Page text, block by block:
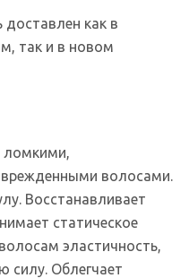
как в
так и в новом
ломкими,
волосами.
Восстанавливает
статическое
эластичность,
силу. Облегчает